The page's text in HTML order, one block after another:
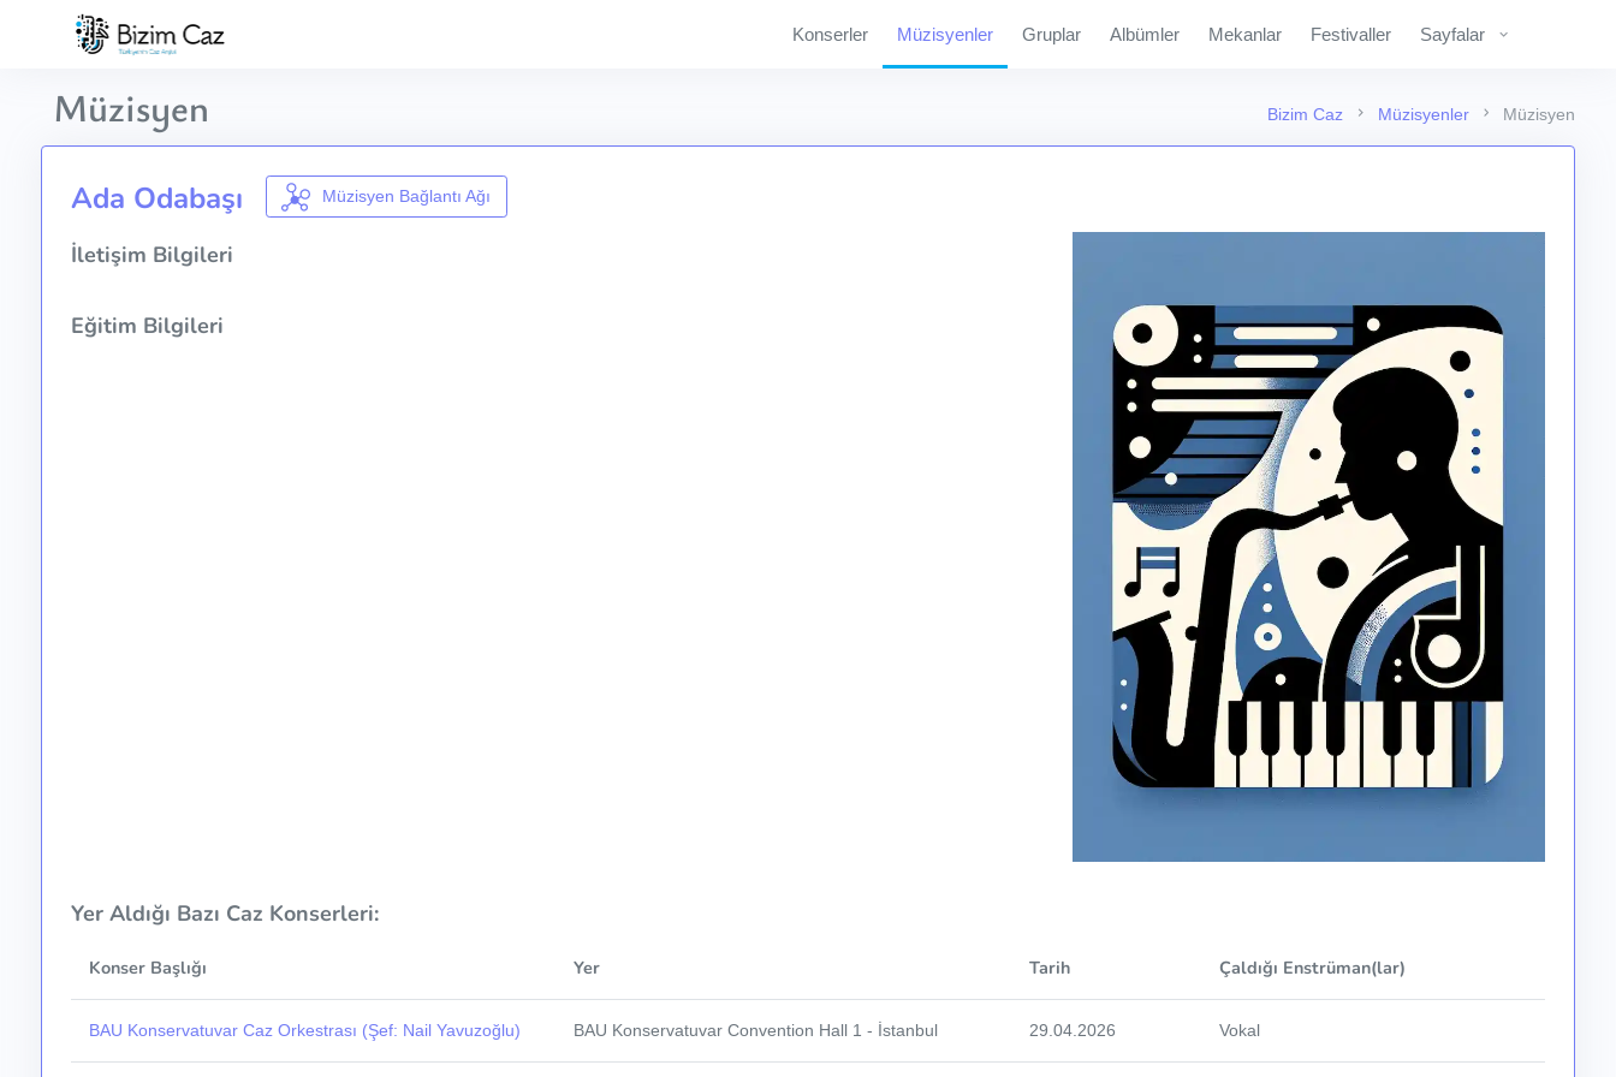
Konserler Müzisyenler Gruplar Albümler Mekanlar Festivaller Sayfalar
Bizim Caz Müzisyenler Müzisyen
Müzisyen
Ada Odabaşı Müzisyen Bağlantı Ağı
İletişim Bilgileri
Eğitim Bilgileri
Yer Aldığı Bazı Caz Konserleri:
Konser Başlığı Yer Tarih Çaldığı Enstrüman(lar)
BAU Konservatuvar Caz Orkestrası (Şef: Nail Yavuzoğlu) BAU Konservatuvar Convention Hall 1 - İstanbul 29.04.2026 Vokal